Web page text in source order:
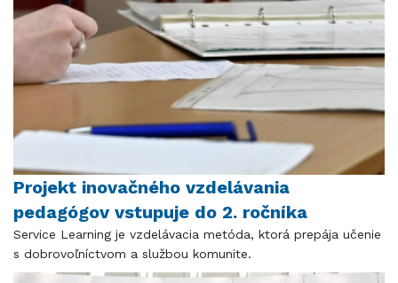
Projekt inovačného vzdelávania
pedagógov vstupuje do 2. ročníka
Service Learning je vzdelávacia metóda, ktorá prepája učenie
s dobrovoľníctvom a službou komunite.